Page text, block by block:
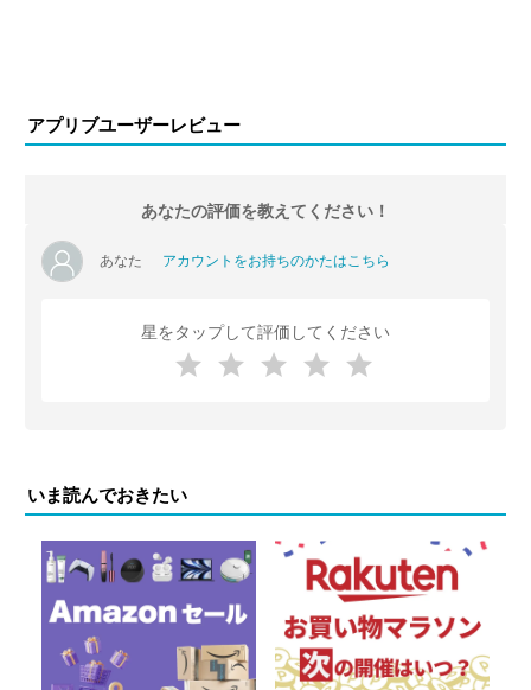
アプリブユーザーレビュー
あなたの評価を教えてください！
あなた アカウントをお持ちのかたはこちら
星をタップして評価してください
いま読んでおきたい